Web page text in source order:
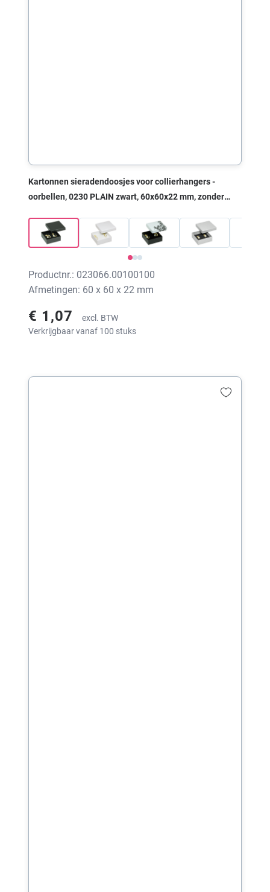
Kartonnen sieradendoosjes voor collierhangers -
oorbellen, 0230 PLAIN zwart, 60x60x22 mm, zonder
Productnr.: 023066.00100100
Afmetingen: 60 x 60 x 22 mm
€ 1,07
excl. BTW
Verkrijgbaar vanaf 100 stuks